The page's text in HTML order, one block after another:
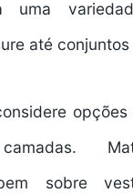
uma
até
sobre